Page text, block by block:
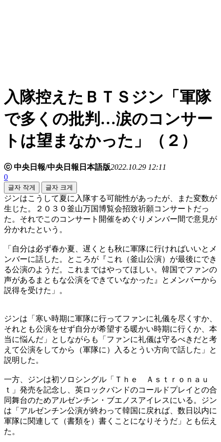
入隊控えたＢＴＳジン「軍隊
で多くの批判…涙のコンサー
トは望まなかった」（２）
ⓒ 中央日報/中央日報日本語版2022.10.29 12:11
0
글자 작게 글자 크게
ジンはこうして夏に入隊する可能性があったが、また変数が
生じた。２０３０釜山万国博覧会招致祈願コンサートだっ
た。それでこのコンサート開催をめぐりメンバー間で意見が
分かれたという。
「自分は必ず春か夏、遅くとも秋に軍隊に行ければいいとメ
ンバーに話した。ところが『これ（釜山公演）が最後にでき
る公演のようだ。これまではやってほしい。韓国でファンの
声があるまともな公演をできていなかった』とメンバーから
説得を受けた」。
ジンは「寒い時期に軍隊に行ってファンに礼儀を尽くすか、
それとも公演をせず自分が希望する暖かい時期に行くか、本
当に悩んだ」としながらも「ファンに礼儀は守るべきだと考
えて公演をしてから（軍隊に）入るとうい方向で話した」と
説明した。
一方、ジンは初ソロシングル「Ｔｈｅ Ａｓｔｒｏｎａｕ
ｔ」発売を記念し、英ロックバンドのコールドプレイとの合
同舞台のためアルゼンチン・ブエノスアイレスにいる。ジン
は「アルゼンチン公演が終わって韓国に戻れば、数日以内に
軍隊に関連して（書類を）書くことになりそうだ」とも伝え
た。